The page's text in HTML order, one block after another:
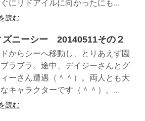
にリドアイルに向かったにも...
読む
ズニーシー 20140511その２
からシーへ移動し、とりあえず園
ラブラ。途中、デイジーさんとグ
ーさん遭遇（＾＾）。両人とも大
キャラクターです（＾＾）。...
読む